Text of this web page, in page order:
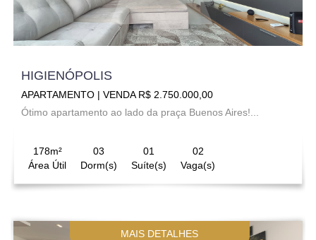
HIGIENÓPOLIS
APARTAMENTO | VENDA R$ 2.750.000,00
Ótimo apartamento ao lado da praça Buenos Aires!...
178m²
Área Útil
03
Dorm(s)
01
Suíte(s)
02
Vaga(s)
MAIS DETALHES